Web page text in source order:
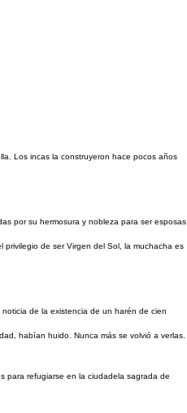
Los incas la construyeron hace pocos años
por su hermosura y nobleza para ser esposas
de ser Virgen del Sol, la muchacha es
de la existencia de un harén de cien
habían huido. Nunca más se volvió a verlas.
para refugiarse en la ciudadela sagrada de